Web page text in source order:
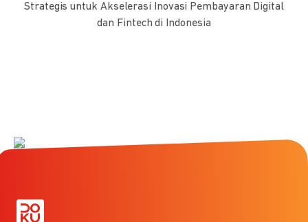
Strategis untuk Akselerasi Inovasi Pembayaran Digital
dan Fintech di Indonesia